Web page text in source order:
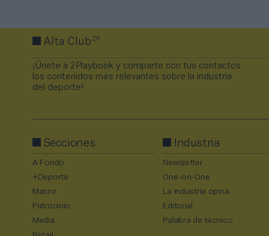
Alta Club2P
¡Únete a 2Playbook y comparte con tus contactos
los contenidos más relevantes sobre la industria
del deporte!
Secciones
A Fondo
+Deporte
Macro
Patrocinio
Media
Industria
Newsletter
One-on-One
La industria opina
Editorial
Palabra de técnico